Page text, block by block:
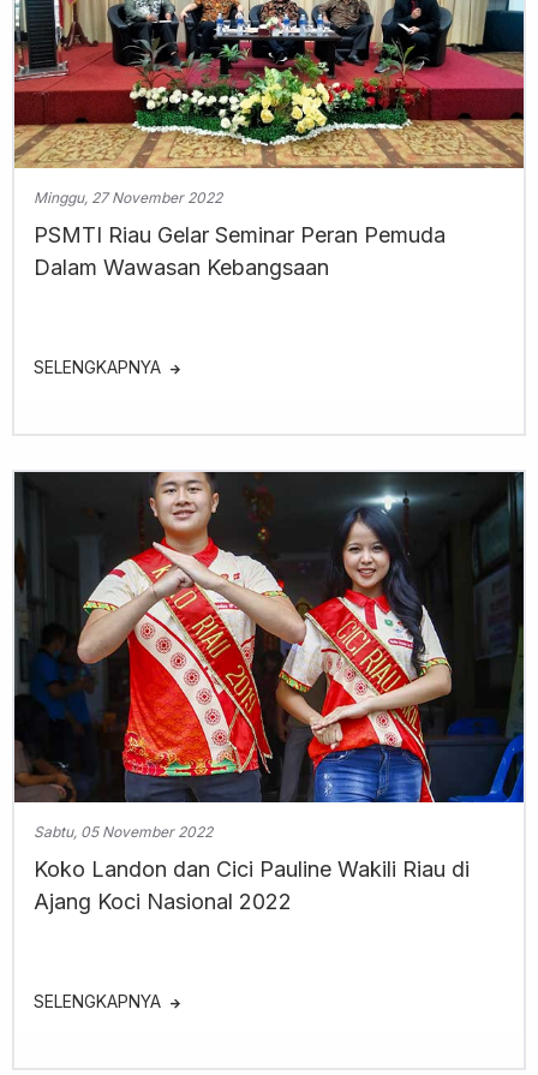
Minggu, 27 November 2022
PSMTI Riau Gelar Seminar Peran Pemuda
Dalam Wawasan Kebangsaan
SELENGKAPNYA
Sabtu, 05 November 2022
Koko Landon dan Cici Pauline Wakili Riau di
Ajang Koci Nasional 2022
SELENGKAPNYA